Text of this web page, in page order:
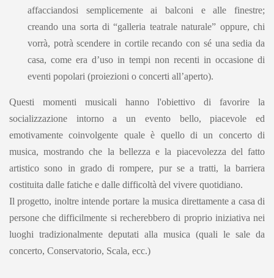
affacciandosi semplicemente ai balconi e alle finestre;
creando una sorta di “galleria teatrale naturale” oppure, chi
vorrà, potrà scendere in cortile recando con sé una sedia da
casa, come era d’uso in tempi non recenti in occasione di
eventi popolari (proiezioni o concerti all’aperto).
Questi momenti musicali hanno l'obiettivo di favorire la
socializzazione intorno a un evento bello, piacevole ed
emotivamente coinvolgente quale è quello di un concerto di
musica, mostrando che la bellezza e la piacevolezza del fatto
artistico sono in grado di rompere, pur se a tratti, la barriera
costituita dalle fatiche e dalle difficoltà del vivere quotidiano.
Il progetto, inoltre intende portare la musica direttamente a casa di
persone che difficilmente si recherebbero di proprio iniziativa nei
luoghi tradizionalmente deputati alla musica (quali le sale da
concerto, Conservatorio, Scala, ecc.)